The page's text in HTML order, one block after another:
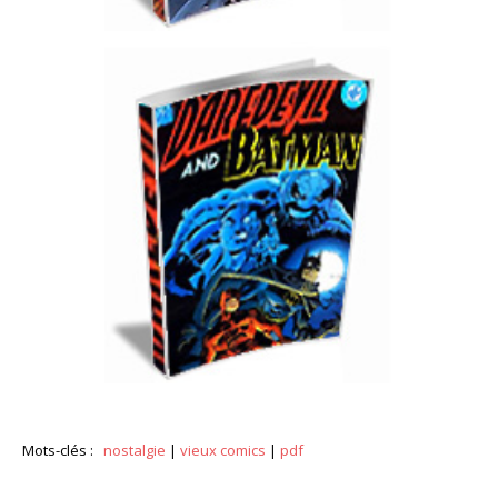
Mots-clés : nostalgie | vieux comics | pdf